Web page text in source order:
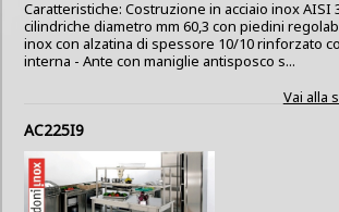
Caratteristiche: Costruzione in acciaio inox AISI
cilindriche diametro mm 60,3 con piedini
inox con alzatina di spessore 10/10 rinforzato
interna - Ante con maniglie antisposco s...
Vai alla
AC225I9